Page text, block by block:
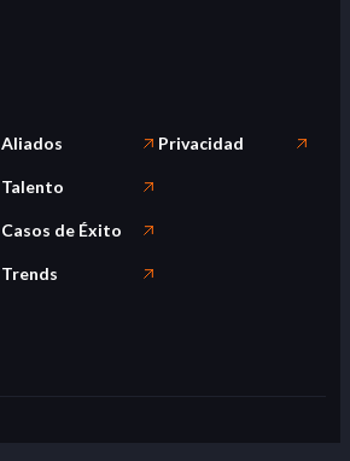
Aliados
Talento
Casos de Éxito
Trends
Privacidad